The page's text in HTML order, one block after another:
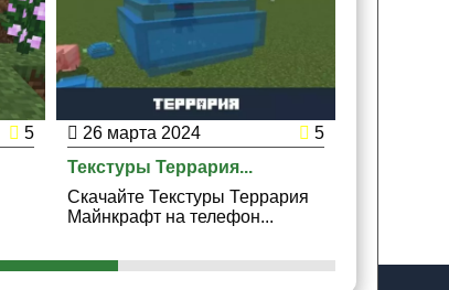
5
26 марта 2024
5
Текстуры Террария...
Скачайте Текстуры Террария
Майнкрафт на телефон...